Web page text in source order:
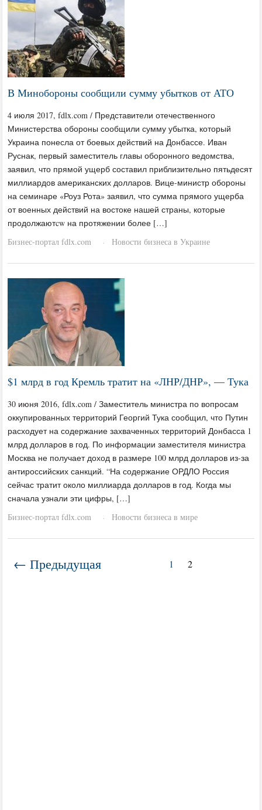
В Минобороны сообщили сумму убытков от АТО
4 июля 2017, fdlx.com / Представители отечественного
Министерства обороны сообщили сумму убытка, который
Украина понесла от боевых действий на Донбассе. Иван
Руснак, первый заместитель главы оборонного ведомства,
заявил, что прямой ущерб составил приблизительно пятьдесят
миллиардов американских долларов. Вице-министр обороны
на семинаре «Роуз Рота» заявил, что сумма прямого ущерба
от военных действий на востоке нашей страны, которые
продолжаютcw на протяжении более […]
Бизнес-портал fdlx.com
· Новости бизнеса в Украине
$1 млрд в год Кремль тратит на «ЛНР/ДНР», — Тука
30 июня 2016, fdlx.com / Заместитель министра по вопросам
оккупированных территорий Георгий Тука сообщил, что Путин
расходует на содержание захваченных территорий Донбасса 1
млрд долларов в год. По информации заместителя министра
Москва не получает доход в размере 100 млрд долларов из-за
антироссийских санкций. “На содержание ОРДЛО Россия
сейчас тратит около миллиарда долларов в год. Когда мы
сначала узнали эти цифры, […]
Бизнес-портал fdlx.com
· Новости бизнеса в мире
← Предыдущая 1 2